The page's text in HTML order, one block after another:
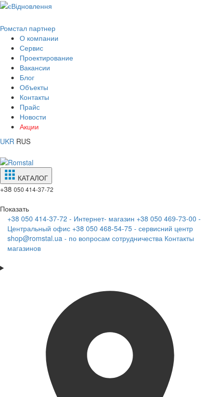
Ромстал партнер
О компании
Сервис
Проектирование
Вакансии
Блог
Объекты
Контакты
Прайс
Новости
Акции
UKR RUS
КАТАЛОГ
+38 050 414-37-72
Показать
+38 050 414-37-72 - Интернет- магазин +38 050 469-73-00 -
Центральный офис +38 050 468-54-75 - сервисний центр
shop@romstal.ua - по вопросам сотрудничества Контакты
магазинов